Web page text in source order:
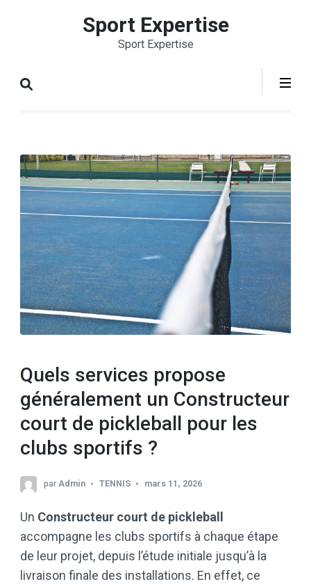
Entrée)
Sport Expertise
Sport Expertise
Quels services propose
généralement un Constructeur
court de pickleball pour les
clubs sportifs ?
parAdmin TENNIS mars 11, 2026
Un Constructeur court de pickleball
accompagne les clubs sportifs à chaque étape
de leur projet, depuis l’étude initiale jusqu’à la
livraison finale des installations. En effet, ce